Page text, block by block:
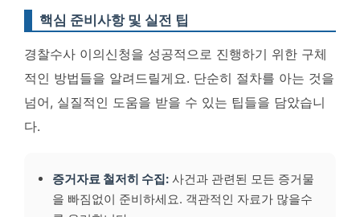
핵심 준비사항 및 실전 팁
경찰수사 이의신청을 성공적으로 진행하기 위한 구체
적인 방법들을 알려드릴게요. 단순히 절차를 아는 것을
넘어, 실질적인 도움을 받을 수 있는 팁들을 담았습니
다.
증거자료 철저히 수집: 사건과 관련된 모든 증거물
을 빠짐없이 준비하세요. 객관적인 자료가 많을수